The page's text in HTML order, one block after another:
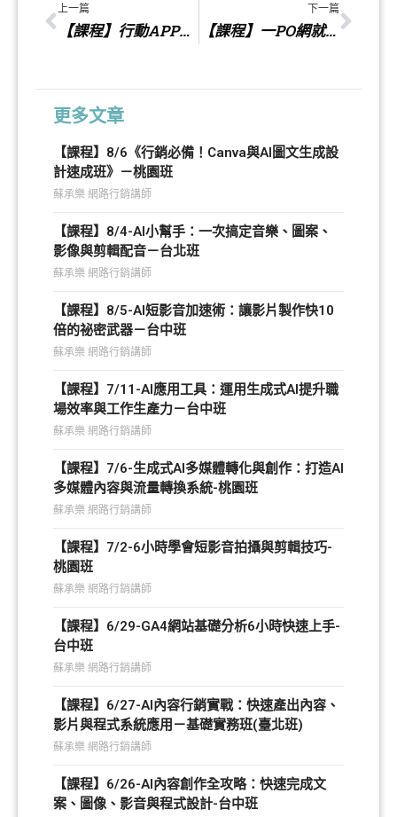
上一篇
【課程】行動APP也可以做生意
下一篇
【課程】一PO網就大賣，一頁搞定輕鬆把粉絲變現金
更多文章
【課程】8/6《行銷必備！Canva與AI圖文生成設
計速成班》－桃園班
蘇承樂 網路行銷講師
【課程】8/4-AI小幫手：一次搞定音樂、圖案、
影像與剪輯配音－台北班
蘇承樂 網路行銷講師
【課程】8/5-AI短影音加速術：讓影片製作快10
倍的祕密武器－台中班
蘇承樂 網路行銷講師
【課程】7/11-AI應用工具：運用生成式AI提升職
場效率與工作生產力－台中班
蘇承樂 網路行銷講師
【課程】7/6-生成式AI多媒體轉化與創作：打造AI
多媒體內容與流量轉換系統-桃園班
蘇承樂 網路行銷講師
【課程】7/2-6小時學會短影音拍攝與剪輯技巧-
桃園班
蘇承樂 網路行銷講師
【課程】6/29-GA4網站基礎分析6小時快速上手-
台中班
蘇承樂 網路行銷講師
【課程】6/27-AI內容行銷實戰：快速產出內容、
影片與程式系統應用－基礎實務班(臺北班)
蘇承樂 網路行銷講師
【課程】6/26-AI內容創作全攻略：快速完成文
案、圖像、影音與程式設計-台中班